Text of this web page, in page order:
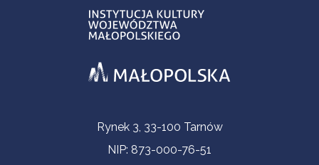
Informacje kontaktoweRynek 3, 33-100 Tarnów
NIP: 873-000-76-51